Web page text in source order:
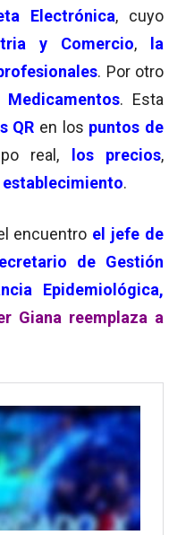
Electrónica, cuyo
y Comercio, la
. Por otro
. Esta
QR en los puntos de
real, los precios,
.
encuentro el jefe de
de Gestión
Epidemiológica,
Giana reemplaza a